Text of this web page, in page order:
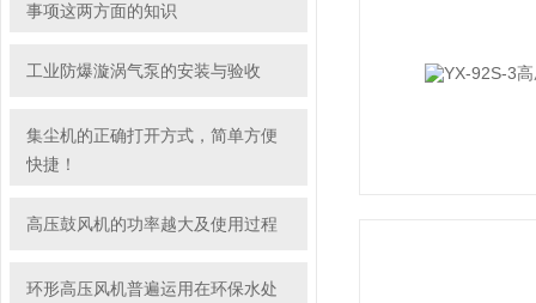
事项这两方面的知识
工业防爆漩涡气泵的安装与验收
集尘机的正确打开方式，简单方便
快捷！
高压鼓风机的功率越大及使用过程
环形高压风机普遍运用在环保水处